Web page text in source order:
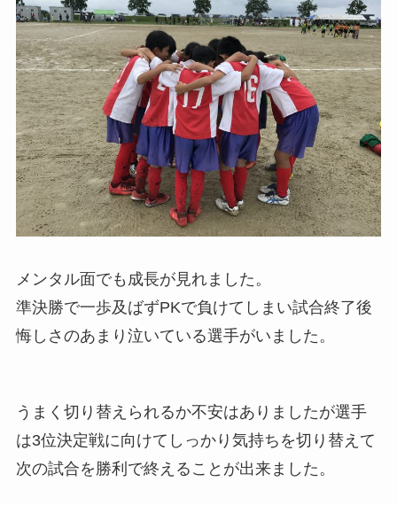
メンタル面でも成長が見れました。
準決勝で一歩及ばずPKで負けてしまい試合終了後
悔しさのあまり泣いている選手がいました。
うまく切り替えられるか不安はありましたが選手
は3位決定戦に向けてしっかり気持ちを切り替えて
次の試合を勝利で終えることが出来ました。